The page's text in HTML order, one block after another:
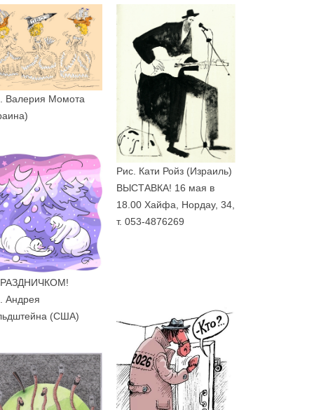
Валерия Момота
Рис. Кати Ройз (Израиль)
ВЫСТАВКА! 16 мая в
18.00 Хайфа, Нордау, 34,
т. 053-4876269
Андрея
(США)